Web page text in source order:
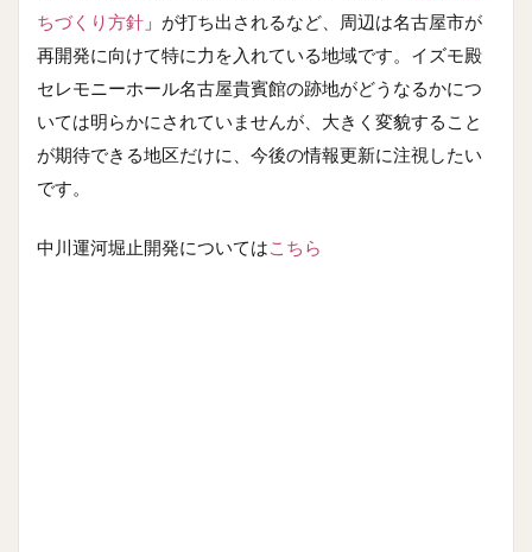
ちづくり方針 」が打ち出されるなど、周辺は名古屋市が
再開発に向けて特に力を入れている地域です。イズモ殿
セレモニーホール名古屋貴賓館の跡地がどうなるかにつ
いては明らかにされていませんが、大きく変貌すること
が期待できる地区だけに、今後の情報更新に注視したい
です。
中川運河堀止開発については こちら